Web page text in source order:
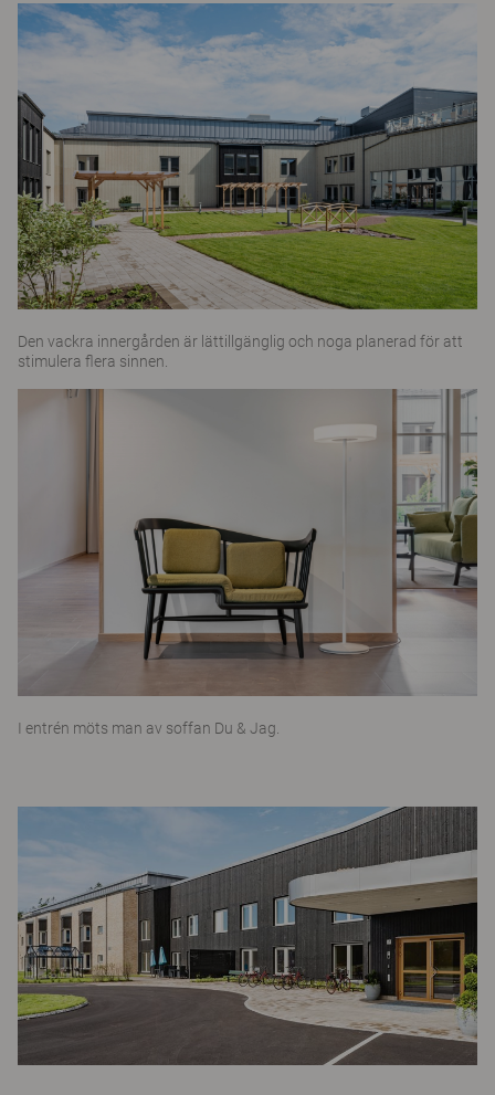
Den vackra innergården är lättillgänglig och noga planerad för att
stimulera flera sinnen.
I entrén möts man av soffan Du & Jag.